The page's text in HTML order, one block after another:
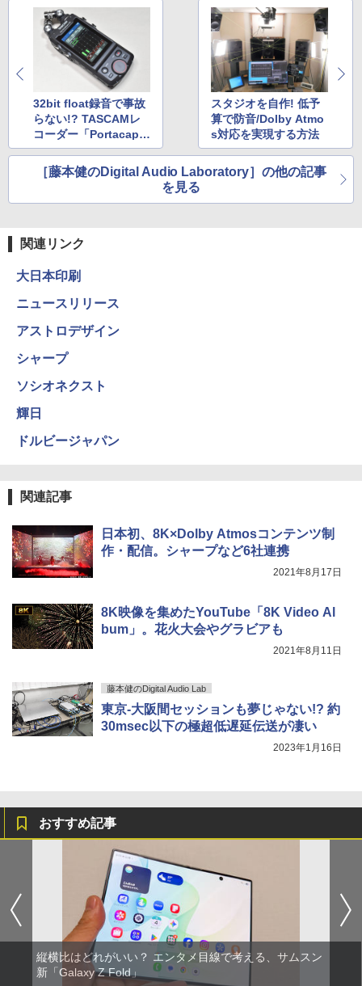
32bit float録音で事故
らない!? TASCAMレ
コーダー「Portacaptu
re X8」を試す
スタジオを自作! 低予
算で防音/Dolby Atmo
s対応を実現する方法
［藤本健のDigital Audio Laboratory］の他の記事
を見る
関連リンク
大日本印刷
ニュースリリース
アストロデザイン
シャープ
ソシオネクスト
輝日
ドルビージャパン
関連記事
日本初、8K×Dolby Atmosコンテンツ制
作・配信。シャープなど6社連携
2021年8月17日
8K映像を集めたYouTube「8K Video Al
bum」。花火大会やグラビアも
2021年8月11日
藤本健のDigital Audio Lab
東京-大阪間セッションも夢じゃない!? 約
30msec以下の極超低遅延伝送が凄い
2023年1月16日
おすすめ記事
縦横比はどれがいい？ エンタメ目線で考える、サムスン
新「Galaxy Z Fold」